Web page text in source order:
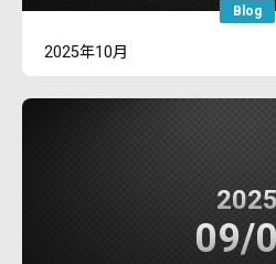
Blog
2025年10月
2025
09/